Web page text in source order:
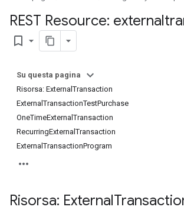
REST Resource:
bookmark_border
Su questa pagina
Risorsa: ExternalTransaction
ExternalTransactionTestPurchase
OneTimeExternalTransaction
RecurringExternalTransaction
ExternalTransactionProgram
Risorsa: External